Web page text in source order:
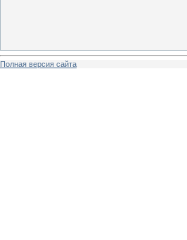
Полная версия сайта